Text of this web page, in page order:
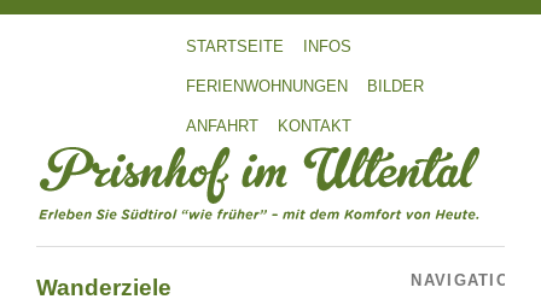
STARTSEITE INFOS
FERIENWOHNUNGEN BILDER
ANFAHRT KONTAKT
Wanderziele NAVIGATION